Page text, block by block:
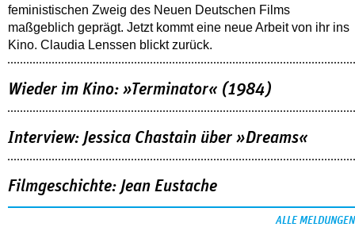
feministischen Zweig des Neuen Deutschen Films
maßgeblich geprägt. Jetzt kommt eine neue Arbeit von ihr ins
Kino. Claudia Lenssen blickt zurück.
Wieder im Kino: »Terminator« (1984)
Interview: Jessica Chastain über »Dreams«
Filmgeschichte: Jean Eustache
ALLE MELDUNGEN